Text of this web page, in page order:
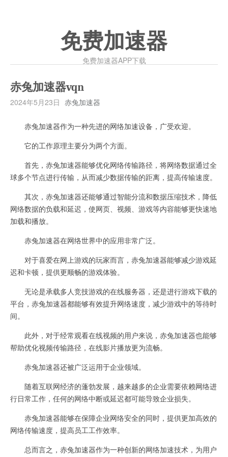
免费加速器
免费加速器APP下载
赤兔加速器vqn
2024年5月23日 赤兔加速器
赤兔加速器作为一种先进的网络加速设备，广受欢迎。
它的工作原理主要分为两个方面。
首先，赤兔加速器能够优化网络传输路径，将网络数据通过全
球多个节点进行传输，从而减少数据传输的距离，提高传输速度。
其次，赤兔加速器还能够通过智能分流和数据压缩技术，降低
网络数据的负载和延迟，使网页、视频、游戏等内容能够更快速地
加载和播放。
赤兔加速器在网络世界中的应用非常广泛。
对于喜爱在网上游戏的玩家而言，赤兔加速器能够减少游戏延
迟和卡顿，提供更顺畅的游戏体验。
无论是承载多人竞技游戏的在线服务器，还是进行游戏下载的
平台，赤兔加速器都能够有效提升网络速度，减少游戏中的等待时
间。
此外，对于经常观看在线视频的用户来说，赤兔加速器也能够
帮助优化视频传输路径，在线影片播放更为流畅。
赤兔加速器还被广泛运用于企业领域。
随着互联网经济的蓬勃发展，越来越多的企业需要依赖网络进
行日常工作，任何的网络中断或延迟都可能导致企业损失。
赤兔加速器能够在保障企业网络安全的同时，提供更加高效的
网络传输速度，提高员工工作效率。
总而言之，赤兔加速器作为一种创新的网络加速技术，为用户